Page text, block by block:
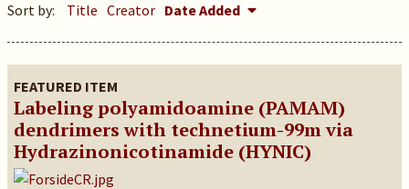
Sort by: Title Creator Date Added
FEATURED ITEM
Labeling polyamidoamine (PAMAM)
dendrimers with technetium-99m via
Hydrazinonicotinamide (HYNIC)